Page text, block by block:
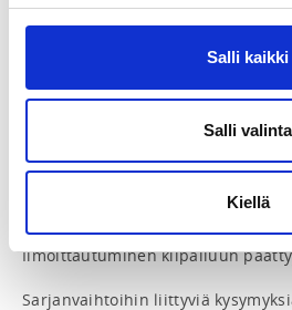
Salli kaikki
Salli valinta
Kiellä
yhteistulostasi(entrytulos): tämä
missä ryhmässä kilpailee A, B tai
sarjassa, mikäli ilmoittautuneita
kuinka monta urheilijaa A-
tapahtumakalenterissa:
Ilmoittautuminen kilpailuun
Sarjanvaihtoihin liittyviä